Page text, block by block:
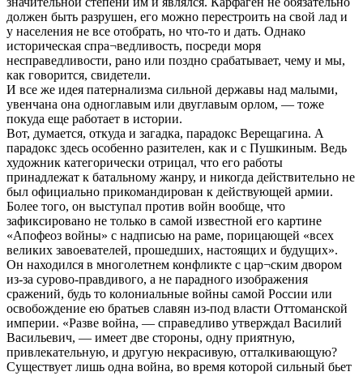
должен быть разрушен, его можно перестроить на свой лад и
у населения не все отобрать, но что-то и дать. Однако
историческая спра¬ведливость, посреди моря
несправедливости, рано или поздно срабатывает, чему и мы,
как говорится, свидетели.
И все же идея патернализма сильной державы над малыми,
увенчана она одноглавым или двуглавым орлом, — тоже
покуда еще работает в истории.
Вот, думается, откуда и загадка, парадокс Верещагина. А
парадокс здесь особенно разителен, как и с Пушкиным. Ведь
художник категорически отрицал, что его работы
принадлежат к батальному жанру, и никогда действительно не
был официально прикомандирован к действующей армии.
Более того, он выступал против войн вообще, что
зафиксировано не только в самой известной его картине
«Апофеоз войны» с надписью на раме, порицающей «всех
великих завоевателей, прошедших, настоящих и будущих».
Он находился в многолетнем конфликте с цар¬ским двором
из-за сурово-правдивого, а не парадного изображения
сражений, будь то колониальные войны самой России или
освобождение ею братьев славян из-под власти Оттоманской
империи. «Разве война, — справедливо утверждал Василий
Васильевич, — имеет две стороны, одну приятную,
привлекательную, и другую некрасивую, отталкивающую?
Существует лишь одна война, во время которой сильный бьет